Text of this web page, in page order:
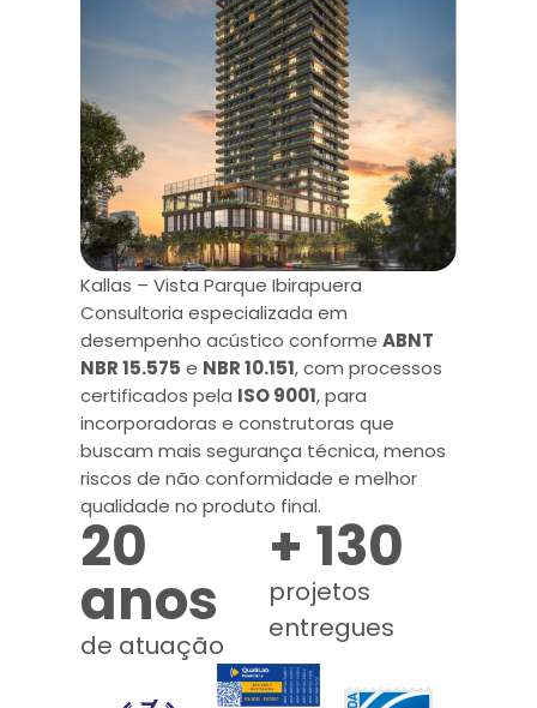
Kallas – Vista Parque Ibirapuera
Consultoria especializada em
desempenho acústico conformeABNT
NBR 15.575 e NBR 10.151, com processos
certificados pela ISO 9001, para
incorporadoras e construtoras que
buscam mais segurança técnica, menos
riscos de não conformidade e melhor
qualidade no produto final.
20
anos
de atuação
+ 130
projetos
entregues